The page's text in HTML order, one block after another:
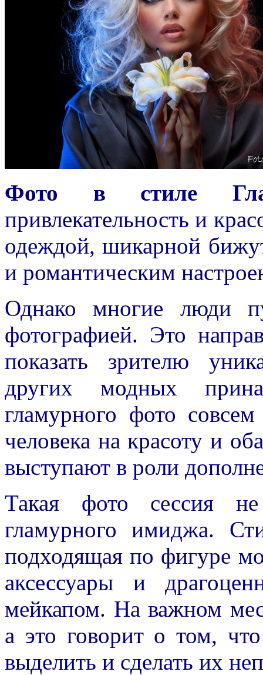
Фото в стиле
привлекательность и
одеждой, шикарной
и романтическим
Однако многие люди
фотографией. Это
показать зрителю
других модных
гламурного фото
человека на красоту и
выступают в роли
Такая фото сессия
гламурного имиджа.
подходящая по фигуре
аксессуары и
мейкапом. На важном
а это говорит о том,
выделить и сделать их